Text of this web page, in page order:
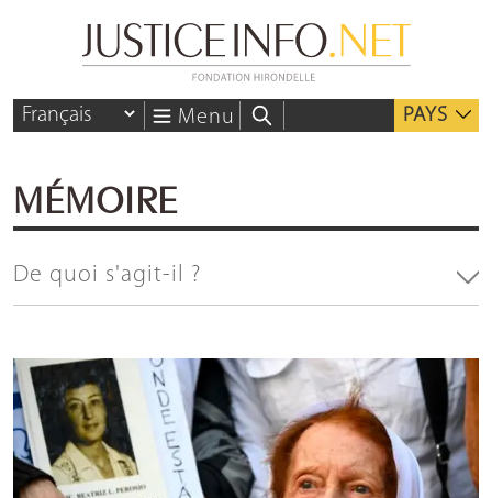
Menu PAYS
MÉMOIRE
De quoi s'agit-il ?